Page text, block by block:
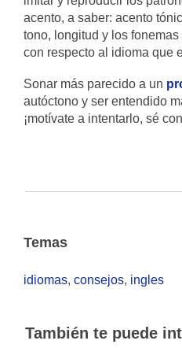
acento, a saber: acento
tono, longitud y los
con respecto al idioma que
Sonar más parecido a un
autóctono y ser entendido
¡motívate a intentarlo, sé
Temas
idiomas, consejos, ingles
También te puede